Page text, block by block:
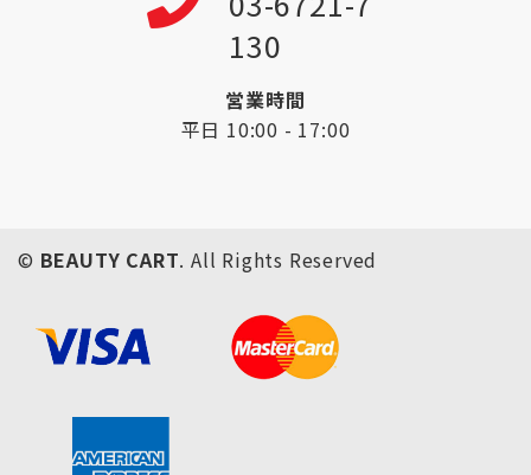
130
営業時間
平日 10:00 - 17:00
© BEAUTY CART. All Rights Reserved